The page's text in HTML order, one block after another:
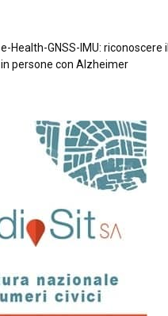
e-Health-GNSS-IMU: riconoscere
in persone con Alzheimer